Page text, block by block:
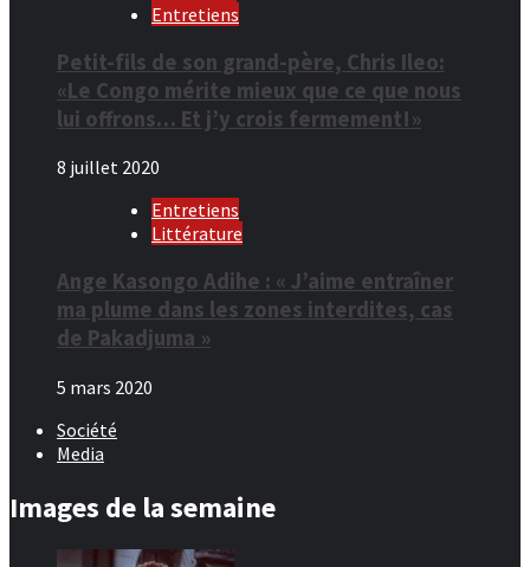
Entretiens
Petit-fils de son grand-père, Chris Ileo:
«Le Congo mérite mieux que ce que nous
lui offrons… Et j’y crois fermement!»
8 juillet 2020
Entretiens
Littérature
Ange Kasongo Adihe : « J’aime entraîner
ma plume dans les zones interdites, cas
de Pakadjuma »
5 mars 2020
Société
Media
Images de la semaine